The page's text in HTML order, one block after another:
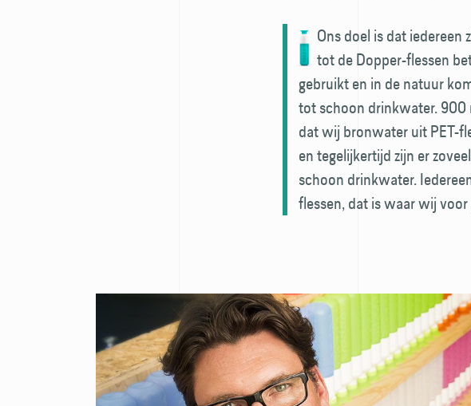
Ons doel is dat
tot de Dopper-flessen
gebruikt en in de natuur
tot schoon drink­water. 900
dat wij bronwater uit PET-
en tegelijkertijd zijn er
schoon drink­water.
flessen, dat is waar wij voor